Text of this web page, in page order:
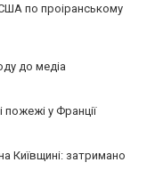
по проіранському
до медіа
у Франції
Київщині: затримано